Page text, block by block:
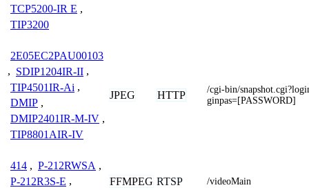
TCP5200-IR E ,
TIP3200
2E05EC2PAU00103
, SDIP1204IR-II ,
TIP4501IR-Ai ,
DMIP ,
DMIP2401IR-M-IV ,
TIP8801AIR-IV
JPEG HTTP
/cgi-bin/
ginpas=[PASSWORD]
414 , P-212RWSA ,
P-212R3S-E ,
FFMPEG RTSP /videoMain